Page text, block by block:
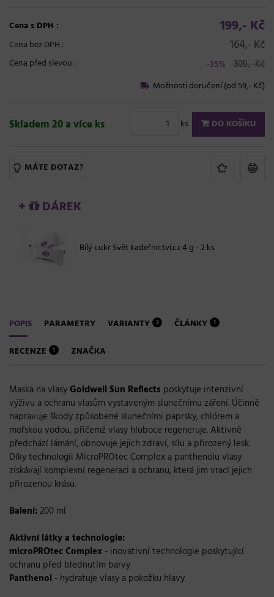
Cena s DPH : 199,- Kč
Cena bez DPH : 164,- Kč
Cena před slevou : -35% 309,- Kč
Možnosti doručení (od 59,- Kč)
Skladem 20 a více ks ks DO KOŠÍKU
MÁTE DOTAZ?
+ DÁREK
Bílý cukr Svět kadeřnictví.cz 4 g - 2 ks
POPIS PARAMETRY VARIANTY 3 ČLÁNKY 1
RECENZE 1 ZNAČKA
Maska na vlasyGoldwell Sun Reflects poskytuje intenzivní
výživu a ochranu vlasům vystaveným slunečnímu záření. Účinně
napravuje škody způsobené slunečními paprsky, chlórem a
mořskou vodou, přičemž vlasy hluboce regeneruje. Aktivně
předchází lámání, obnovuje jejich zdraví, sílu a přirozený lesk.
Díky technologii MicroPROtec Complex a panthenolu vlasy
získávají komplexní regeneraci a ochranu, která jim vrací jejich
přirozenou krásu.
Balení:200 ml
Aktivní látky a technologie:
microPROtec Complex - inovativní technologie poskytující
ochranu před blednutím barvy
Panthenol - hydratuje vlasy a pokožku hlavy